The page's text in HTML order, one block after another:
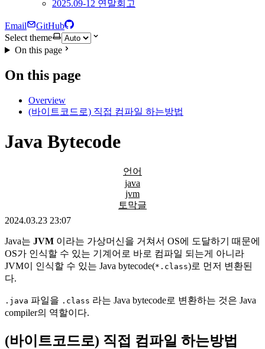
2025.09-12 연말회고
Email
GitHub
Select theme
On this page
On this page
Overview
(바이트코드로) 직접 컴파일 하는방법
Java Bytecode
언어
java
jvm
토막글
2024.03.23 23:07
Java는 JVM 이라는 가상머신을 거쳐서 OS에 도달하기 때문에
OS가 인식할 수 있는 기계어로 바로 컴파일 되는게 아니라
JVM이 인식할 수 있는 Java bytecode(*.class)로 먼저 변환된
다.
.java 파일을 .class 라는 Java bytecode로 변환하는 것은 Java
compiler의 역할이다.
(바이트코드로) 직접 컴파일 하는방법